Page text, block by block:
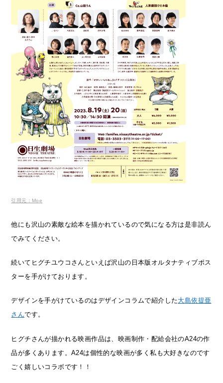
引用元：Moe
他にも沢山の素敵な絵本を描かれているので気になる方は是非読ん
でみてください。
続いてヒグチユウコさんといえば沢山の日本版オルタナティブポス
ターを手がけております。
デザインを手がけているのはデザインコラムで紹介した大島依提亜
さんです。
ヒグチさんが描かれる映画作品は、映画制作・配給会社のA24の作
品が多くあります。A24は個性的な映画が多く私も大好きなのです
ごく嬉しいコラボです！！